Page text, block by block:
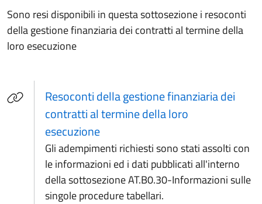
Sono resi disponibili in questa sottosezione i resoconti
della gestione finanziaria dei contratti al termine della
loro esecuzione
Resoconti della gestione finanziaria dei
contratti al termine della loro
esecuzione(apre in un'altra scheda).
Gli adempimenti richiesti sono stati assolti con
le informazioni ed i dati pubblicati all'interno
della sottosezione AT.B0.30-Informazioni sulle
singole procedure tabellari.